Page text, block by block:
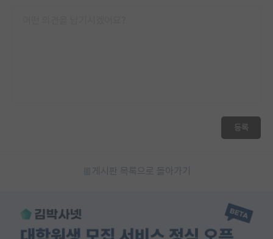
등록
게시판 목록으로 돌아가기